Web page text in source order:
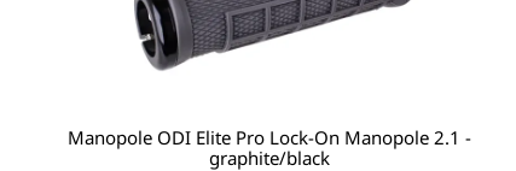
Manopole ODI Elite Pro Lock-On Manopole 2.1 -
graphite/black